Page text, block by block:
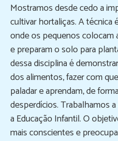
Mostramos desde cedo a
cultivar hortaliças. A técnica
onde os pequenos colocam
e preparam o solo para
dessa disciplina é
dos alimentos, fazer com
paladar e aprendam, de
desperdícios. Trabalhamos
a Educação Infantil. O
mais conscientes e